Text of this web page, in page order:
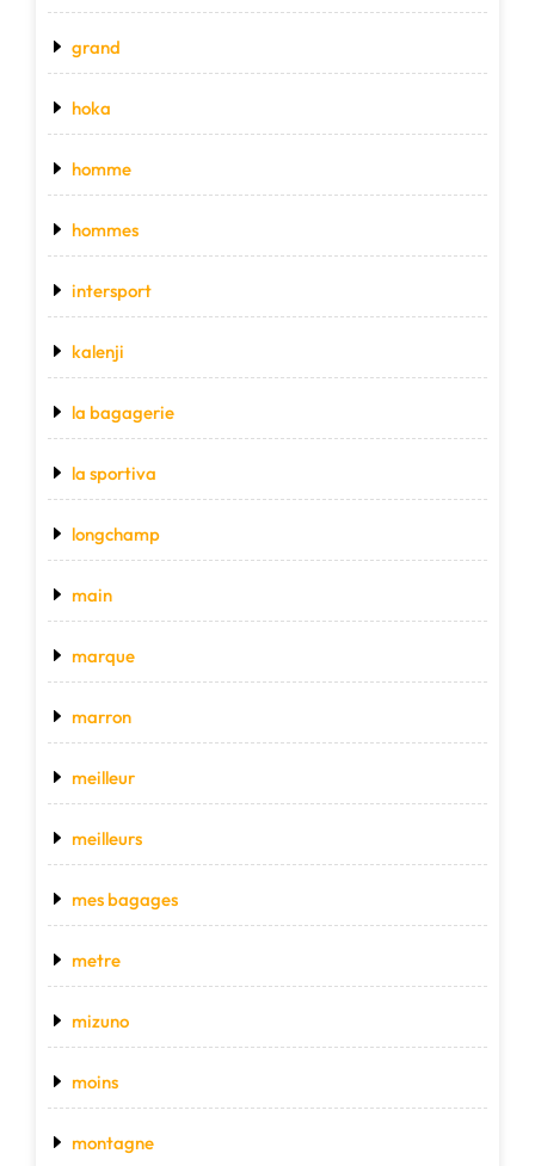
grand
hoka
homme
hommes
intersport
kalenji
la bagagerie
la sportiva
longchamp
main
marque
marron
meilleur
meilleurs
mes bagages
metre
mizuno
moins
montagne